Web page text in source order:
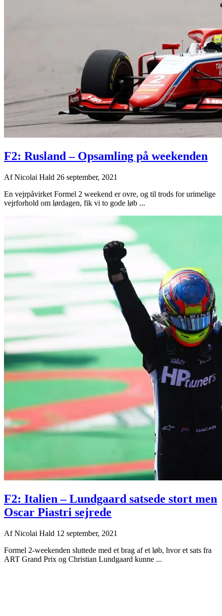
F2: Rusland – Opsamling på weekenden
AfNicolai Hald 26 september, 2021
En vejrpåvirket Formel 2 weekend er ovre, og til trods for urimelige
vejrforhold om lørdagen, fik vi to gode løb ...
F2: Italien – Lundgaard satsede stort men
Oscar Piastri sejrede
AfNicolai Hald 12 september, 2021
Formel 2-weekenden sluttede med et brag af et løb, hvor et sats fra
ART Grand Prix og Christian Lundgaard kunne ...